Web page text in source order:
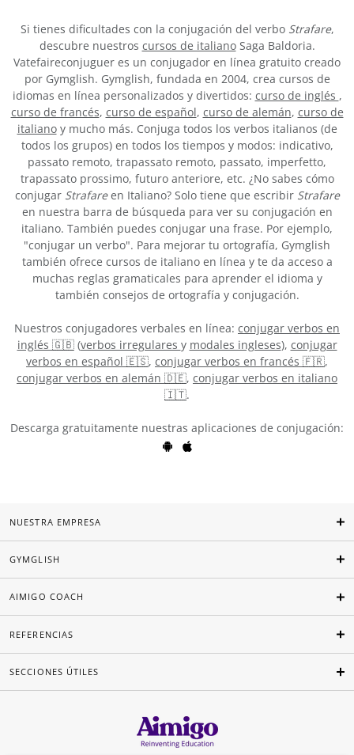
Si tienes dificultades con la conjugación del verbo Strafare,
descubre nuestros cursos de italianoSaga Baldoria.
Vatefaireconjuguer es un conjugador en línea gratuito creado
por Gymglish. Gymglish, fundada en 2004, crea cursos de
idiomas en línea personalizados y divertidos: curso de inglés ,
curso de francés, curso de español, curso de alemán, curso de
italianoy mucho más. Conjuga todos los verbos italianos (de
todos los grupos) en todos los tiempos y modos: indicativo,
passato remoto, trapassato remoto, passato, imperfetto,
trapassato prossimo, futuro anteriore, etc. ¿No sabes cómo
conjugar Strafareen Italiano? Solo tiene que escribir Strafare
en nuestra barra de búsqueda para ver su conjugación en
italiano. También puedes conjugar una frase. Por ejemplo,
"conjugar un verbo". Para mejorar tu ortografía, Gymglish
también ofrece cursos de italiano en línea y te da acceso a
muchas reglas gramaticales para aprender el idioma y
también consejos de ortografía y conjugación.
Nuestros conjugadores verbales en línea: conjugar verbos en
inglés 🇬🇧(verbos irregulares y modales ingleses), conjugar
verbos en español 🇪🇸, conjugar verbos en francés 🇫🇷,
conjugar verbos en alemán 🇩🇪, conjugar verbos en italiano
🇮🇹.
Descarga gratuitamente nuestras aplicaciones de conjugación:
NUESTRA EMPRESA
GYMGLISH
AIMIGO COACH
REFERENCIAS
SECCIONES ÚTILES